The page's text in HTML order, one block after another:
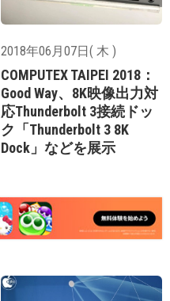
2018年06月07日( 木 )
COMPUTEX TAIPEI 2018：
Good Way、8K映像出力対
応Thunderbolt 3接続ドッ
ク「Thunderbolt 3 8K
Dock」などを展示